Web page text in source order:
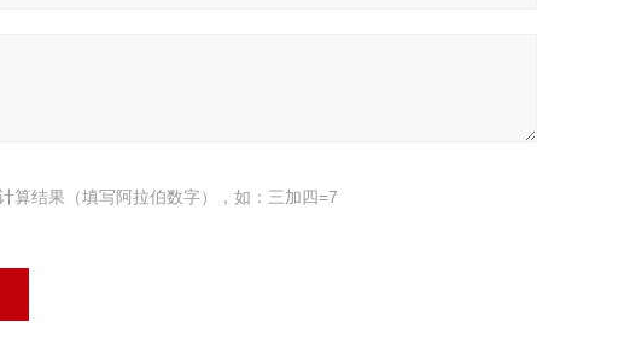
算结果（填写阿拉伯数字），如：三加四=7